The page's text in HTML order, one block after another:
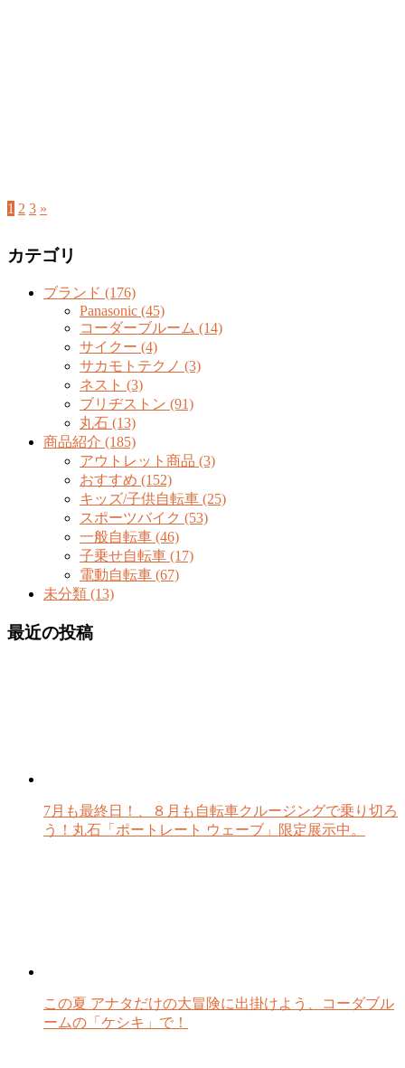
1 2 3 »
カテゴリ
ブランド (176)
Panasonic (45)
コーダーブルーム (14)
サイクー (4)
サカモトテクノ (3)
ネスト (3)
ブリヂストン (91)
丸石 (13)
商品紹介 (185)
アウトレット商品 (3)
おすすめ (152)
キッズ/子供自転車 (25)
スポーツバイク (53)
一般自転車 (46)
子乗せ自転車 (17)
電動自転車 (67)
未分類 (13)
最近の投稿
7月も最終日！、８月も自転車クルージングで乗り切ろ
う！丸石「ポートレート ウェーブ」限定展示中。
この夏 アナタだけの大冒険に出掛けよう、コーダブル
ームの「ケシキ」で！